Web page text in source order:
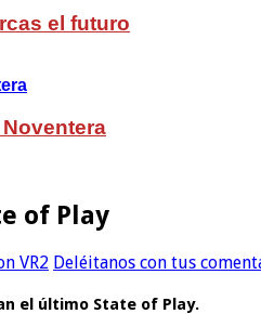
el futuro
of Play
VR2 Deléitanos con tus
el último State of Play.